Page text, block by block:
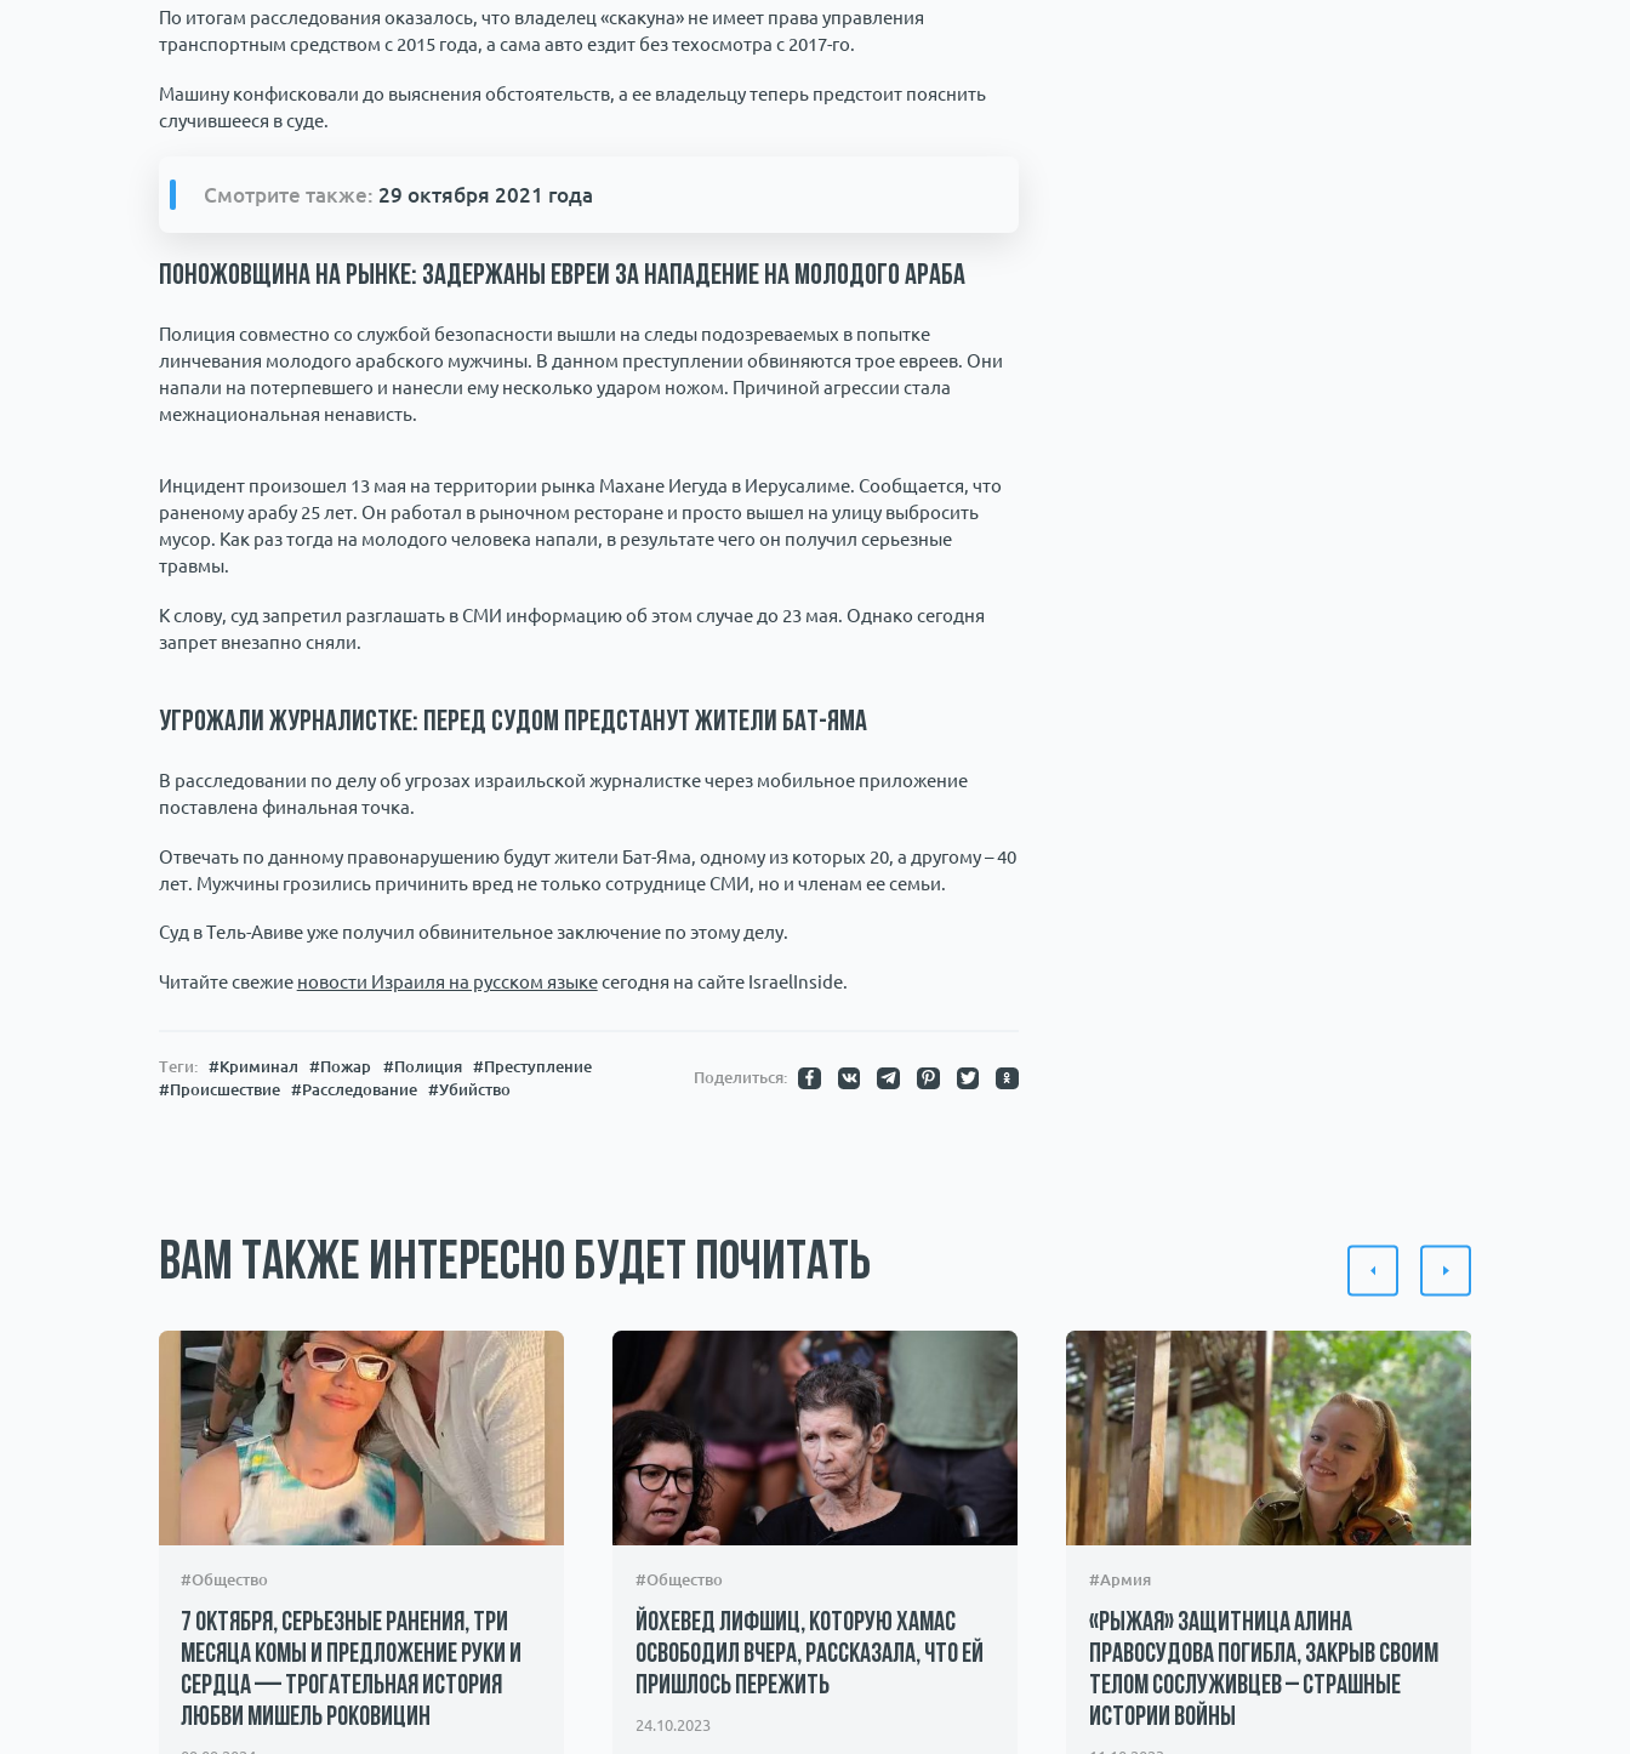
По итогам расследования оказалось, что владелец «скакуна» не имеет права управления
транспортным средством с 2015 года, а сама авто ездит без техосмотра с 2017-го.
Машину конфисковали до выяснения обстоятельств, а ее владельцу теперь предстоит пояснить
случившееся в суде.
Смотрите также: 29 октября 2021 года
Поножовщина на рынке: задержаны евреи за нападение на молодого араба
Полиция совместно со службой безопасности вышли на следы подозреваемых в попытке
линчевания молодого арабского мужчины. В данном преступлении обвиняются трое евреев. Они
напали на потерпевшего и нанесли ему несколько ударом ножом. Причиной агрессии стала
межнациональная ненависть.
Инцидент произошел 13 мая на территории рынка Махане Иегуда в Иерусалиме. Сообщается, что
раненому арабу 25 лет. Он работал в рыночном ресторане и просто вышел на улицу выбросить
мусор. Как раз тогда на молодого человека напали, в результате чего он получил серьезные
травмы.
К слову, суд запретил разглашать в СМИ информацию об этом случае до 23 мая. Однако сегодня
запрет внезапно сняли.
Угрожали журналистке: перед судом предстанут жители Бат-Яма
В расследовании по делу об угрозах израильской журналистке через мобильное приложение
поставлена финальная точка.
Отвечать по данному правонарушению будут жители Бат-Яма, одному из которых 20, а другому – 40
лет. Мужчины грозились причинить вред не только сотруднице СМИ, но и членам ее семьи.
Суд в Тель-Авиве уже получил обвинительное заключение по этому делу.
Читайте свежие новости Израиля на русском языкесегодня на сайте IsraelInside.
Теги: #Криминал #Пожар #Полиция
#Преступление
#Происшествие
#Расследование #Убийство
Поделиться:
Вам также интересно будет почитать
#Общество
7 октября, серьезные ранения, три
месяца комы и предложение руки и
сердца — трогательная история
любви Мишель Роковицин
#Общество
Йохевед Лифшиц, которую ХАМАС
освободил вчера, рассказала, что ей
пришлось пережить
24.10.2023
#Армия
«Рыжая» защитница Алина
Правосудова погибла, закрыв своим
телом сослуживцев – страшные
истории войны